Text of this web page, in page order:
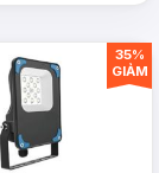
35%
GIẢM